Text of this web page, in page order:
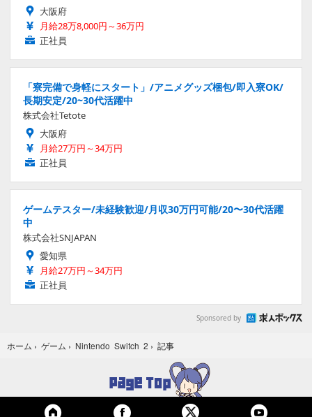
大阪府
月給28万8,000円～36万円
正社員
「寮完備で身軽にスタート」/アニメグッズ梱包/即入寮OK/
長期安定/20~30代活躍中
株式会社Tetote
大阪府
月給27万円～34万円
正社員
ゲームテスター/未経験歓迎/月収30万円可能/20〜30代活躍
中
株式会社SNJAPAN
愛知県
月給27万円～34万円
正社員
Sponsored by
ホーム › ゲーム › Nintendo Switch 2 › 記事